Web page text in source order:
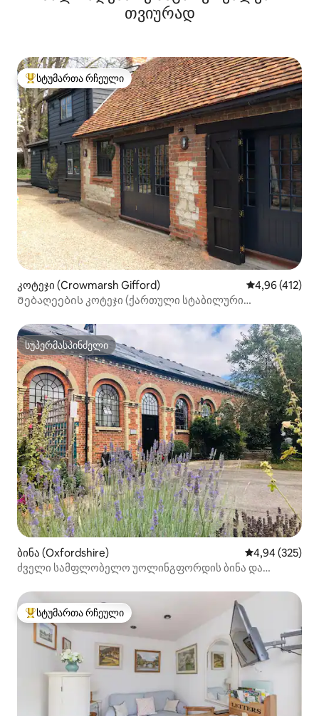
თვიურად
სტუმართა რჩეული მოწინავე ვარიანტი
სტუმართა რჩეული
კოტეჯი (Crowmarsh Gifford) საშუალო
4,96 (412)
Მებაღეების კოტეჯი (ქართული სტაბილური
სუპერმასპინძელი
სუპერმასპინძელი
ბინა (Oxfordshire) საშუალო
4,94 (325)
ძველი სამფლობელო უოლინგფორდის ბინა და
სტუმართა რჩეული მოწინავე ვარიანტი
სტუმართა რჩეული